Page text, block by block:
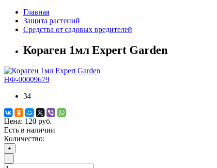
Главная
Защита растений
Средства от садовых вредителей
Кораген 1мл Expert Garden
НФ-00009679
34
Цена: 120 руб.
Есть в наличии
Количество:
+
-